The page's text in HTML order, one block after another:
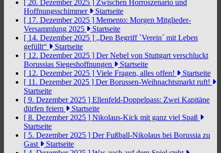
[ 20. Dezember 2025 ] Zwischen Horroszenario und
Hoffnungsschimmer
Startseite
[ 17. Dezember 2025 ] Memento: Morgen Mitglieder-
Versammlung 2025
Startseite
[ 14. Dezember 2025 ] „Den Begriff `Verein´ mit Leben
gefüllt“
Startseite
[ 12. Dezember 2025 ] Der Nebel von Stuttgart verschluckt
Borussias Siegeshoffnungen
Startseite
[ 12. Dezember 2025 ] Viele Fragen, alles offen!
Startseite
[ 11. Dezember 2025 ] Der Borussen-Weihnachtsmarkt ruft!
Startseite
[ 9. Dezember 2025 ] Ellenfeld-Doppelpass: Zwei Kapitäne
dürfen feiern
Startseite
[ 8. Dezember 2025 ] Nikolaus-Kick mit ganz viel Spaß
Startseite
[ 5. Dezember 2025 ] Der Fußball-Nikolaus bei Borussia zu
Gast
Startseite